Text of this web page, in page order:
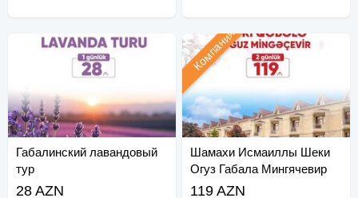
Габалинский лавандовый
тур
28 AZN
Шамахи Исмаиллы Шеки
Огуз Габала Мингячевир
тур
Компания
119 AZN